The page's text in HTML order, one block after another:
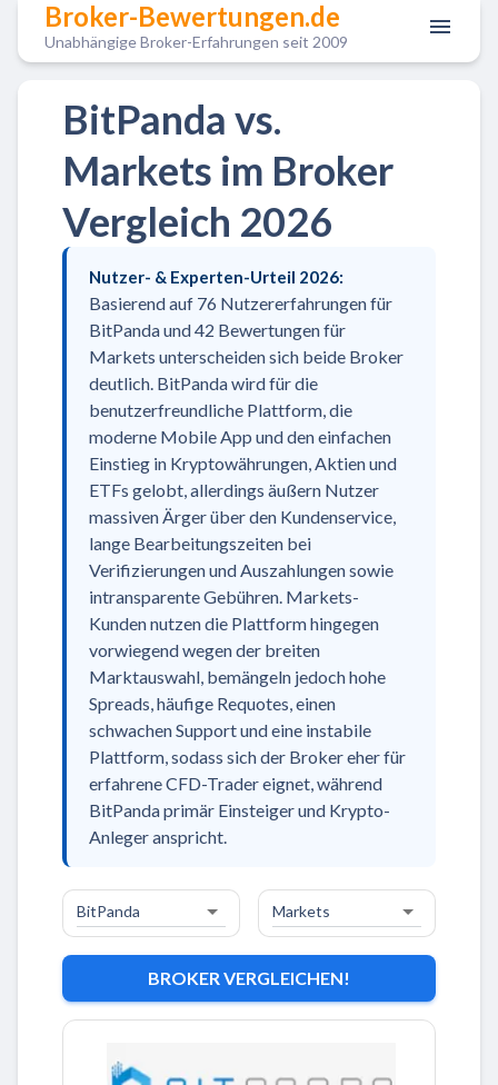
Broker-Bewertungen.de
Unabhängige Broker-Erfahrungen seit 2009
BitPanda vs.
Markets im Broker
Vergleich 2026
Nutzer- & Experten-Urteil 2026:
Basierend auf 76 Nutzererfahrungen für
BitPanda und 42 Bewertungen für
Markets unterscheiden sich beide Broker
deutlich. BitPanda wird für die
benutzerfreundliche Plattform, die
moderne Mobile App und den einfachen
Einstieg in Kryptowährungen, Aktien und
ETFs gelobt, allerdings äußern Nutzer
massiven Ärger über den Kundenservice,
lange Bearbeitungszeiten bei
Verifizierungen und Auszahlungen sowie
intransparente Gebühren. Markets-
Kunden nutzen die Plattform hingegen
vorwiegend wegen der breiten
Marktauswahl, bemängeln jedoch hohe
Spreads, häufige Requotes, einen
schwachen Support und eine instabile
Plattform, sodass sich der Broker eher für
erfahrene CFD-Trader eignet, während
BitPanda primär Einsteiger und Krypto-
Anleger anspricht.
BROKER VERGLEICHEN!